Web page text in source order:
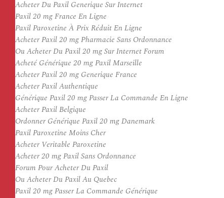
Acheter Du Paxil Generique Sur Internet
Paxil 20 mg France En Ligne
Paxil Paroxetine À Prix Réduit En Ligne
Acheter Paxil 20 mg Pharmacie Sans Ordonnance
Ou Acheter Du Paxil 20 mg Sur Internet Forum
Acheté Générique 20 mg Paxil Marseille
Acheter Paxil 20 mg Generique France
Acheter Paxil Authentique
Générique Paxil 20 mg Passer La Commande En Ligne
Acheter Paxil Belgique
Ordonner Générique Paxil 20 mg Danemark
Paxil Paroxetine Moins Cher
Acheter Veritable Paroxetine
Acheter 20 mg Paxil Sans Ordonnance
Forum Pour Acheter Du Paxil
Ou Acheter Du Paxil Au Quebec
Paxil 20 mg Passer La Commande Générique